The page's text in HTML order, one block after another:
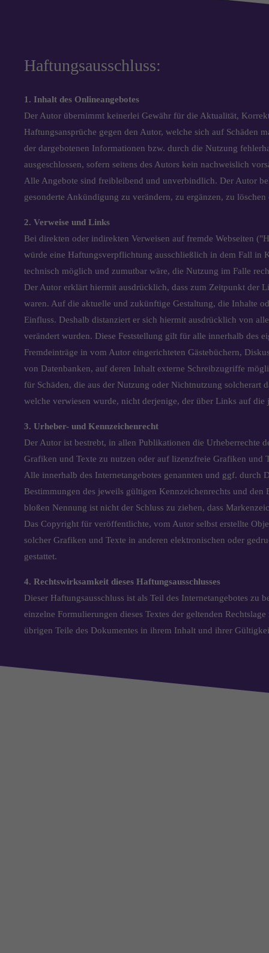
Haftungsausschluss:
1. Inhalt des Onlineangebotes
Der Autor übernimmt keinerlei Gewähr für die Aktualität,
Haftungsansprüche gegen den Autor, welche sich auf Schäden
der dargebotenen Informationen bzw. durch die Nutzung
ausgeschlossen, sofern seitens des Autors kein nachweislich
Alle Angebote sind freibleibend und unverbindlich. Der Autor
gesonderte Ankündigung zu verändern, zu ergänzen, zu
2. Verweise und Links
Bei direkten oder indirekten Verweisen auf fremde Webseiten
würde eine Haftungsverpflichtung ausschließlich in dem Fall in
technisch möglich und zumutbar wäre, die Nutzung im Falle
Der Autor erklärt hiermit ausdrücklich, dass zum Zeitpunkt der
waren. Auf die aktuelle und zukünftige Gestaltung, die Inhalte
Einfluss. Deshalb distanziert er sich hiermit ausdrücklich von
verändert wurden. Diese Feststellung gilt für alle innerhalb des
Fremdeinträge in vom Autor eingerichteten Gästebüchern,
von Datenbanken, auf deren Inhalt externe Schreibzugriffe
für Schäden, die aus der Nutzung oder Nichtnutzung solcherart
welche verwiesen wurde, nicht derjenige, der über Links auf
3. Urheber- und Kennzeichenrecht
Der Autor ist bestrebt, in allen Publikationen die Urheberrechte
Grafiken und Texte zu nutzen oder auf lizenzfreie Grafiken und
Alle innerhalb des Internetangebotes genannten und ggf. durch
Bestimmungen des jeweils gültigen Kennzeichenrechts und
bloßen Nennung ist nicht der Schluss zu ziehen, dass
Das Copyright für veröffentlichte, vom Autor selbst erstellte
solcher Grafiken und Texte in anderen elektronischen oder
gestattet.
4. Rechtswirksamkeit dieses Haftungsausschlusses
Dieser Haftungsausschluss ist als Teil des Internetangebotes zu
einzelne Formulierungen dieses Textes der geltenden
übrigen Teile des Dokumentes in ihrem Inhalt und ihrer